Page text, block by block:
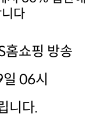
다
홈쇼핑 방송
06시
니다.